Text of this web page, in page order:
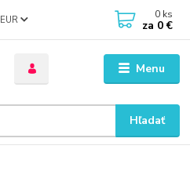
Menu
EUR
Hľadať
0 ks
za 0 €